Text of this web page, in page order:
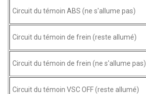
Circuit du témoin ABS (ne s'allume pas)
Circuit du témoin de frein (reste allumé)
Circuit du témoin de frein (ne s'allume pas)
Circuit du témoin VSC OFF (reste allumé)